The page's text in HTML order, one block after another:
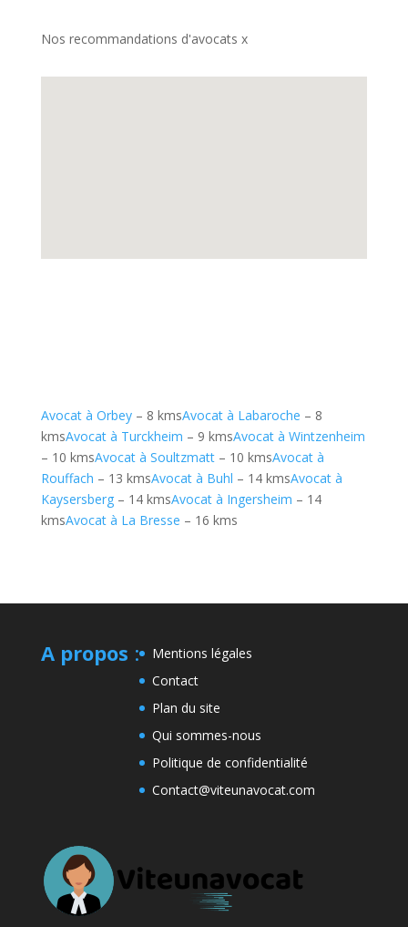
Nos recommandations d'avocats x
Avocat à Orbey– 8 kmsAvocat à Labaroche – 8
kmsAvocat à Turckheim – 9 kmsAvocat à Wintzenheim
– 10 kmsAvocat à Soultzmatt– 10 kmsAvocat à
Rouffach – 13 kmsAvocat à Buhl – 14 kmsAvocat à
Kaysersberg– 14 kmsAvocat à Ingersheim – 14
kmsAvocat à La Bresse – 16 kms
A propos :
Mentions légales
Contact
Plan du site
Qui sommes-nous
Politique de confidentialité
Contact@viteunavocat.com